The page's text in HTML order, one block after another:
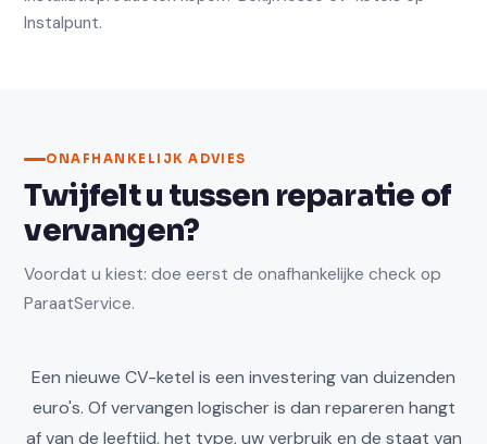
Instalpunt.
ONAFHANKELIJK ADVIES
Twijfelt u tussen reparatie of
vervangen?
Voordat u kiest: doe eerst de onafhankelijke check op
ParaatService.
Een nieuwe CV-ketel is een investering van duizenden
euro's. Of vervangen logischer is dan repareren hangt
af van de leeftijd, het type, uw verbruik en de staat van